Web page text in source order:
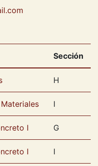
Sección
H
I
I G
I I